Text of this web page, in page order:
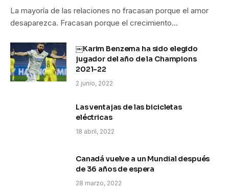
La mayoría de las relaciones no fracasan porque el amor
desaparezca. Fracasan porque el crecimiento…
￼Karim Benzema ha sido elegido
jugador del año de la Champions
2021-22
2 junio, 2022
Las ventajas de las bicicletas
eléctricas
18 abril, 2022
Canadá vuelve a un Mundial después
de 36 años de espera
28 marzo, 2022